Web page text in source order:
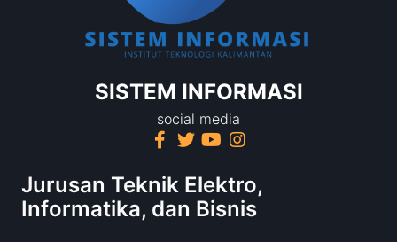
SISTEM INFORMASI
social media
Jurusan Teknik Elektro,
Informatika, dan Bisnis